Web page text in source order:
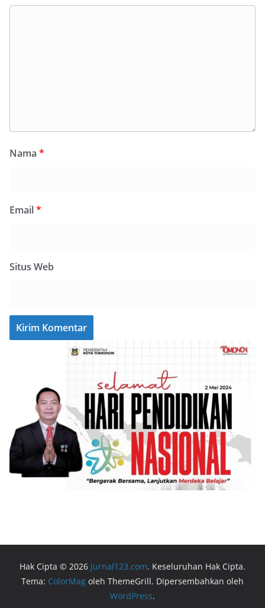
Nama *
Email*
Situs Web
Hak Cipta © 2026 Jurnal123.com. Keseluruhan Hak Cipta.
Tema: ColorMag oleh ThemeGrill. Dipersembahkan oleh
WordPress.